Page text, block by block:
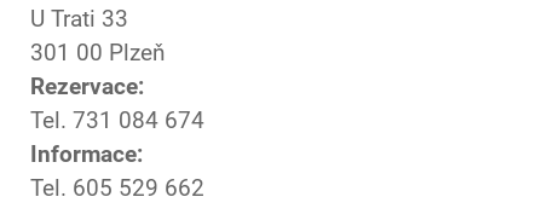
U Trati 33
301 00 Plzeň
Rezervace:
Tel. 731 084 674
Informace:
Tel. 605 529 662